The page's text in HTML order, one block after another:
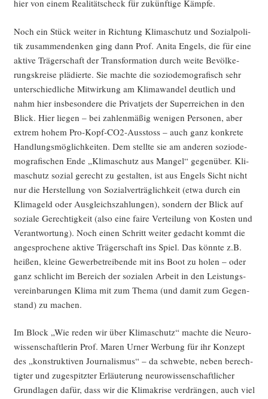
hier von einem Rea­li­täts­check für zukünf­ti­ge Kämpfe.
Noch ein Stück wei­ter in Rich­tung Kli­ma­schutz und Sozi­al­po­li­
tik zusam­men­den­ken ging dann Prof. Ani­ta Engels, die für eine
akti­ve Trä­ger­schaft der Trans­for­ma­ti­on durch wei­te Bevöl­ke­
rungs­krei­se plä­dier­te. Sie mach­te die sozio­de­mo­gra­fisch sehr
unter­schied­li­che Mit­wir­kung am Kli­ma­wan­del deut­lich und
nahm hier ins­be­son­de­re die Pri­vat­jets der Super­rei­chen in den
Blick. Hier lie­gen – bei zah­len­mä­ßig weni­gen Per­so­nen, aber
extrem hohem Pro-Kopf-CO2-Aus­stoss – auch ganz kon­kre­te
Hand­lungs­mög­lich­kei­ten. Dem stell­te sie am ande­ren sozio­de­
mo­gra­fi­schen Ende „Kli­ma­schutz aus Man­gel“ gegen­über. Kli­
ma­schutz sozi­al gerecht zu gestal­ten, ist aus Engels Sicht nicht
nur die Her­stel­lung von Sozi­al­ver­träg­lich­keit (etwa durch ein
Kli­ma­geld oder Aus­gleichs­zah­lun­gen), son­dern der Blick auf
sozia­le Gerech­tig­keit (also eine fai­re Ver­tei­lung von Kos­ten und
Ver­ant­wor­tung). Noch einen Schritt wei­ter gedacht kommt die
ange­spro­che­ne akti­ve Trä­ger­schaft ins Spiel. Das könn­te z.B.
hei­ßen, klei­ne Gewer­be­trei­ben­de mit ins Boot zu holen – oder
ganz schlicht im Bereich der sozia­len Arbeit in den Leis­tungs­
ver­ein­ba­run­gen Kli­ma mit zum The­ma (und damit zum Gegen­
stand) zu machen.
Im Block „Wie reden wir über Kli­ma­schutz“ mach­te die Neu­ro­
wis­sen­schaft­le­rin Prof. Maren Urner Wer­bung für ihr Kon­zept
des „kon­struk­ti­ven Jour­na­lis­mus“ – da schweb­te, neben berech­
tig­ter und zuge­spitz­ter Erläu­te­rung neu­ro­wis­sen­schaft­li­cher
Grund­la­gen dafür, dass wir die Kli­ma­kri­se ver­drän­gen, auch viel